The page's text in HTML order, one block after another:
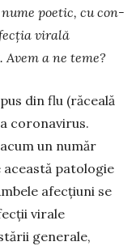
nume poetic, cu con­
virală
a ne teme?
din flu (răceală
coronavirus.
un număr
patologie
afecțiuni se
virale
generale,